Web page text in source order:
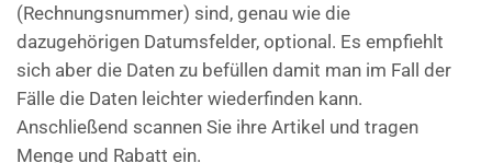
(Rechnungsnummer) sind, genau wie die
dazugehörigen Datumsfelder, optional. Es empfiehlt
sich aber die Daten zu befüllen damit man im Fall der
Fälle die Daten leichter wiederfinden kann.
Anschließend scannen Sie ihre Artikel und tragen
Menge und Rabatt ein.